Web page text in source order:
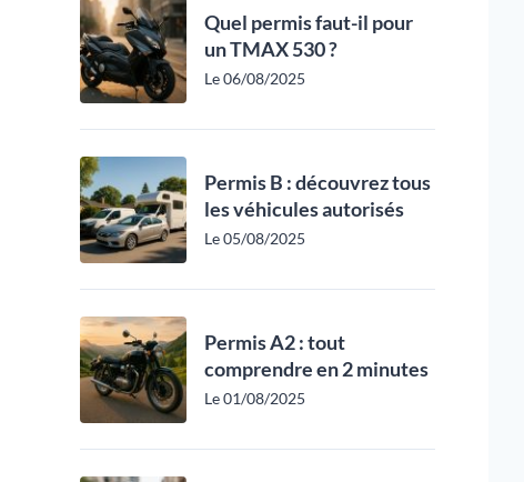
Quel permis faut-il pour
un TMAX 530 ?
Le 06/08/2025
Permis B : découvrez tous
les véhicules autorisés
Le 05/08/2025
Permis A2 : tout
comprendre en 2 minutes
Le 01/08/2025